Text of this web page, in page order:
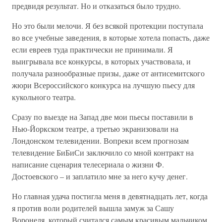
предвидя результат. Но и отказаться было трудно.
Но это были мелочи. Я без всякой протекции поступала
во все учебные заведения, в которые хотела попасть, даже
если евреев туда практически не принимали. Я
выигрывала все конкурсы, в которых участвовала, и
получала разнообразные призы, даже от антисемитского
жюри Всероссийского конкурса на лучшую пьесу для
кукольного театра.
Сразу по выезде на Запад две мои пьесы поставили в
Нью-Йоркском театре, а третью экранизовали на
Лондонском телевидении. Вопреки всем прогнозам
телевидение БиБиСи заключило со мной контракт на
написание сценария телесериала о жизни Ф.
Достоевского – и заплатило мне за него кучу денег.
Но главная удача постигла меня в девятнадцать лет, когда
я против воли родителей вышла замуж за Сашу
Воронеля, который считался самым красивым мальчиком